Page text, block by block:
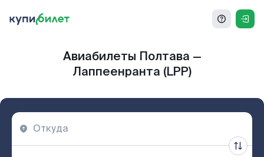
Авиабилеты Полтава —
Лаппеенранта (LPP)